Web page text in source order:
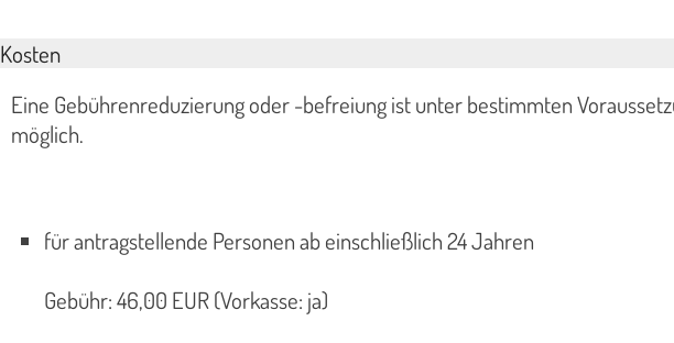
Kosten
Eine Gebührenreduzierung oder -befreiung ist unter bestimmten
möglich.
für antragstellende Personen ab einschließlich 24 Jahren
Gebühr: 46,00 EUR (Vorkasse: ja)